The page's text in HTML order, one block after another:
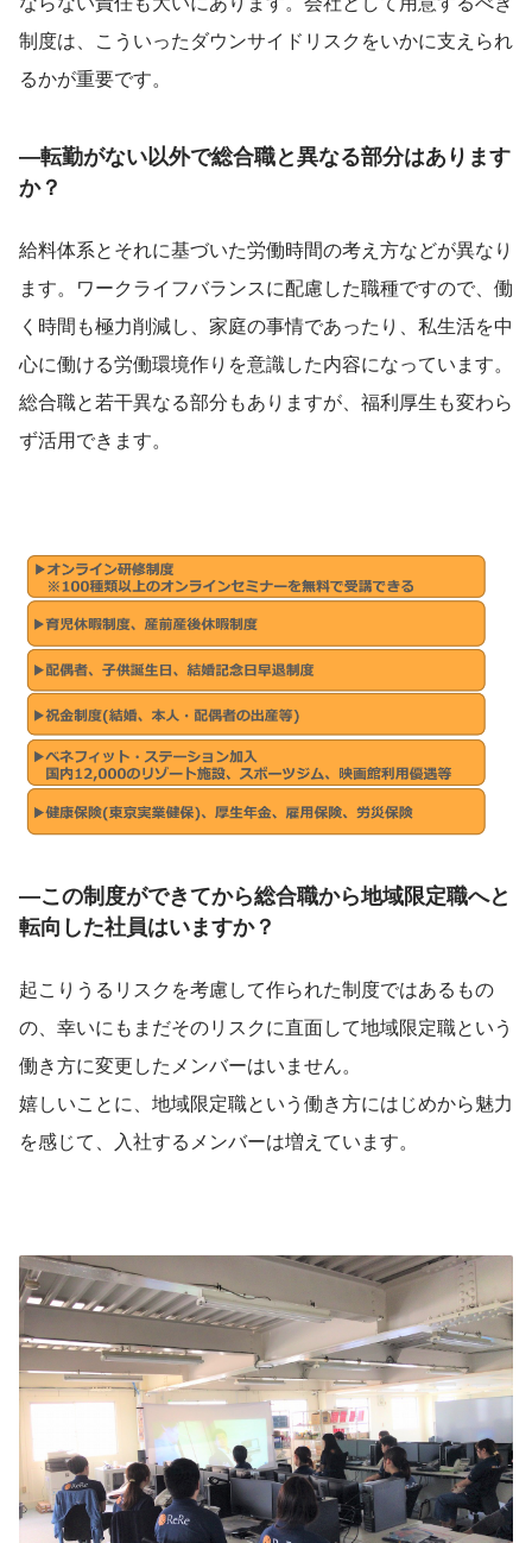
制度は、こういったダウンサイドリスクをいかに支えられ
るかが重要です。
―転勤がない以外で総合職と異なる部分はあります
か？
給料体系とそれに基づいた労働時間の考え方などが異なり
ます。ワークライフバランスに配慮した職種ですので、働
く時間も極力削減し、家庭の事情であったり、私生活を中
心に働ける労働環境作りを意識した内容になっています。
総合職と若干異なる部分もありますが、福利厚生も変わら
ず活用できます。
―この制度ができてから総合職から地域限定職へと
転向した社員はいますか？
起こりうるリスクを考慮して作られた制度ではあるもの
の、幸いにもまだそのリスクに直面して地域限定職という
働き方に変更したメンバーはいません。
嬉しいことに、地域限定職という働き方にはじめから魅力
を感じて、入社するメンバーは増えています。